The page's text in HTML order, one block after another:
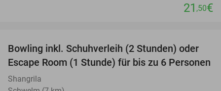
21 ,50€
57%
Bowling inkl. Schuhverleih (2 Stunden) oder
Escape Room (1 Stunde) für bis zu 6 Personen
Shangrila